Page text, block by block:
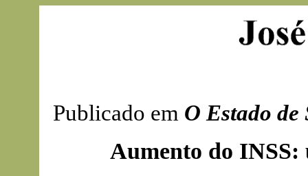
Publicado em O Estado de
Aumento do INSS: